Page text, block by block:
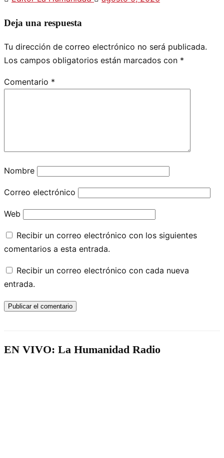
Deja una respuesta
Tu dirección de correo electrónico no será publicada.
Los campos obligatorios están marcados con *
Comentario *
Nombre
Correo electrónico
Web
Recibir un correo electrónico con los siguientes
comentarios a esta entrada.
Recibir un correo electrónico con cada nueva
entrada.
EN VIVO: La Humanidad Radio